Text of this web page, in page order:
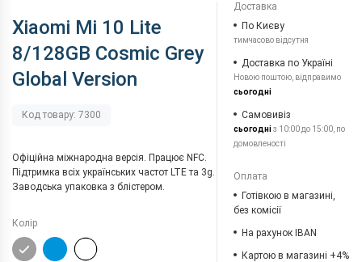
Xiaomi Mi 10 Lite
8/128GB Cosmic Grey
Global Version
Код товару: 7300
Офіційна міжнародна версія. Працює NFC.
Підтримка всіх українських частот LTE та 3g.
Заводська упаковка з блістером.
Колір
Доставка
По Києву
тимчасово відсутня
Доставка по Україні
Новою поштою, відправимо
сьогодні
Самовивіз
сьогодніз 10:00 до 15:00, по
домовленості
Оплата
Готівкою в магазині,
без комісії
На рахунок IBAN
Картою в магазині +4%